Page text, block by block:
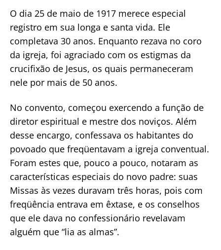
O dia 25 de maio de 1917 merece especial
registro em sua longa e santa vida. Ele
completava 30 anos. Enquanto rezava no coro
da igreja, foi agraciado com os estigmas da
crucifixão de Jesus, os quais permaneceram
nele por mais de 50 anos.
No convento, começou exercendo a função de
diretor espiritual e mestre dos noviços. Além
desse encargo, confessava os habitantes do
povoado que freqüentavam a igreja conventual.
Foram estes que, pouco a pouco, notaram as
características especiais do novo padre: suas
Missas às vezes duravam três horas, pois com
freqüência entrava em êxtase, e os conselhos
que ele dava no confessionário revelavam
alguém que “lia as almas”.